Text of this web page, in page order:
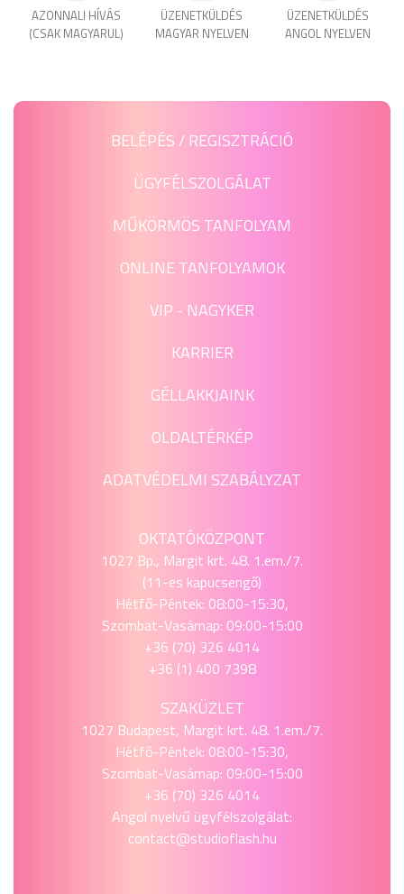
AZONNALI HÍVÁS
(CSAK MAGYARUL)
ÜZENET­KÜLDÉS
MAGYAR NYELVEN
ÜZENET­KÜLDÉS
ANGOL NYELVEN
BELÉPÉS / REGISZTRÁCIÓ
ÜGYFÉLSZOLGÁLAT
MŰKÖRMÖS TANFOLYAM
ONLINE TANFOLYAMOK
VIP - NAGYKER
KARRIER
GÉLLAKKJAINK
OLDALTÉRKÉP
ADATVÉDELMI SZABÁLYZAT
OKTATÓKÖZPONT
1027 Bp., Margit krt. 48. 1.em./7.
(11-es kapucsengő)
Hétfő-Péntek: 08:00-15:30,
Szombat-Vasárnap: 09:00-15:00
+36 (70) 326 4014
+36 (1) 400 7398
SZAKÜZLET
1027 Budapest, Margit krt. 48. 1.em./7.
Hétfő-Péntek: 08:00-15:30,
Szombat-Vasárnap: 09:00-15:00
+36 (70) 326 4014
Angol nyelvű ügyfélszolgálat:
contact@studioflash.hu